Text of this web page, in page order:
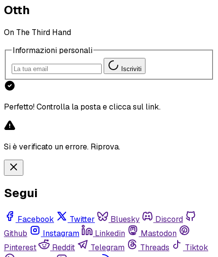
eventuali screenshot utili;
il dispositivo o browser che stai
usando, se il problema riguarda
accesso o lettura.
Otth
On The Third Hand
Informazioni personali
Iscriviti
Perfetto! Controlla la posta e clicca sul link.
Si è verificato un errore. Riprova.
Segui
Facebook Twitter Bluesky
Discord
Github
Instagram Linkedin
Mastodon
Pinterest
Reddit Telegram Threads
Tiktok